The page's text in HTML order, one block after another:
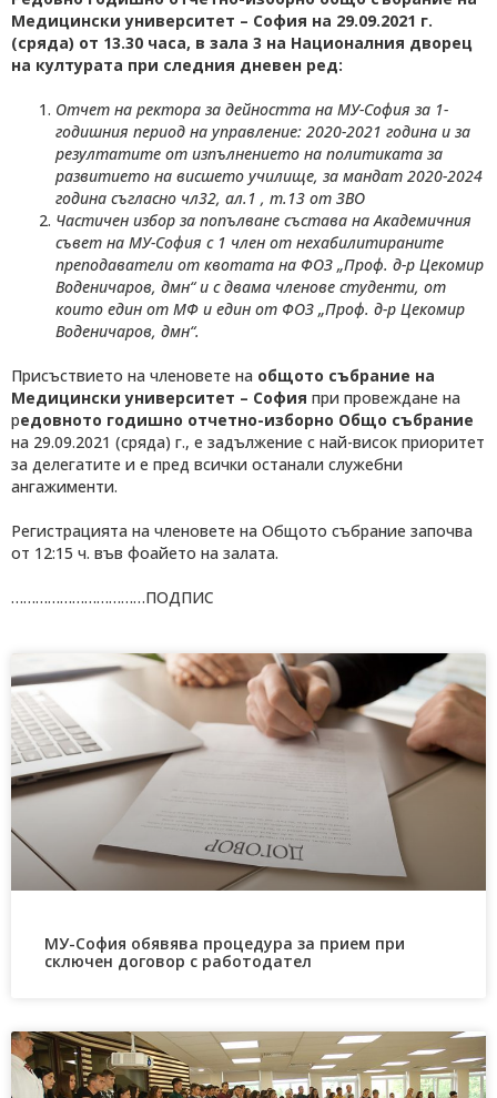
Медицински университет – София на 29.09.2021 г.
(сряда) от 13.30 часа, в зала 3 на Националния дворец
на културата при следния дневен ред:
Отчет на ректора за дейността на МУ-София за 1-
годишния период на управление: 2020-2021 година и за
резултатите от изпълнението на политиката за
развитието на висшето училище, за мандат 2020-2024
година съгласно чл32, ал.1 , т.13 от ЗВО
Частичен избор за попълване състава на Академичния
съвет на МУ-София с 1 член от нехабилитираните
преподаватели от квотата на ФОЗ „Проф. д-р Цекомир
Воденичаров, дмн“ и с двама членове студенти, от
които един от МФ и един от ФОЗ „Проф. д-р Цекомир
Воденичаров, дмн“.
Присъствието на членовете на общото събрание на
Медицински университет – София при провеждане на
редовното годишно отчетно-изборно Общо събрание
на 29.09.2021 (сряда) г., е задължение с най-висок приоритет
за делегатите и е пред всички останали служебни
ангажименти.
Регистрацията на членовете на Общото събрание започва
от 12:15 ч. във фоайето на залата.
……………………………ПОДПИС
МУ-София обявява процедура за прием при
сключен договор с работодател